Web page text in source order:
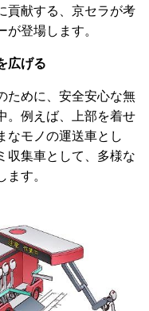
貢献する、京セラが考
登場します。
広げる
ために、安全安心な無
。例えば、上部を着せ
なモノの運送車とし
収集車として、多様な
す。